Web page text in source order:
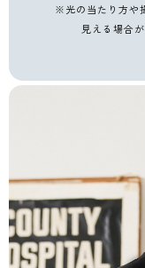
※光の当たり方や
見える場合